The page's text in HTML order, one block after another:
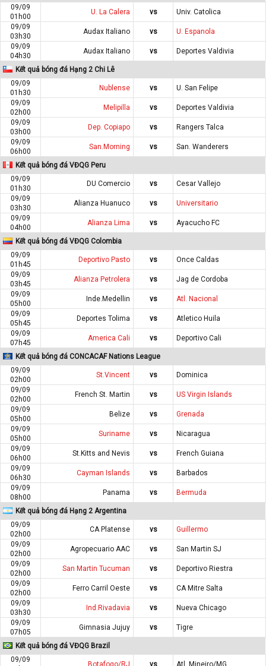
09/09
01h00
U. La Calera vs
Univ. Catolica
09/09
03h30
Audax Italiano vs
U. Espanola
09/09
04h30
Audax Italiano vs Deportes Valdivia
Kết quả bóng đá Hạng 2 Chi Lê
09/09
01h30
Nublense vs
U. San Felipe
09/09
02h00
Melipilla vs
Deportes Valdivia
09/09
03h00
Dep. Copiapo vs
Rangers Talca
09/09
06h00
San.Morning vs San. Wanderers
Kết quả bóng đá VĐQG Peru
09/09
01h30
DU Comercio vs
Cesar Vallejo
09/09
03h30
Alianza Huanuco vs
Universitario
09/09
04h00
Alianza Lima vs Ayacucho FC
Kết quả bóng đá VĐQG Colombia
09/09
01h45
Deportivo Pasto vs
Once Caldas
09/09
03h45
Alianza Petrolera vs
Jag de Cordoba
09/09
05h00
Inde.Medellin vs
Atl. Nacional
09/09
05h45
Deportes Tolima vs
Atletico Huila
09/09
07h45
America Cali vs Deportivo Cali
Kết quả bóng đá CONCACAF Nations League
09/09
02h00
St.Vincent vs
Dominica
09/09
02h00
French St. Martin vs
US Virgin Islands
09/09
05h00
Belize vs
Grenada
09/09
05h00
Suriname vs
Nicaragua
09/09
06h00
St.Kitts and Nevis vs
French Guiana
09/09
06h30
Cayman Islands vs
Barbados
09/09
08h00
Panama vs Bermuda
Kết quả bóng đá Hạng 2 Argentina
09/09
02h00
CA Platense vs
Guillermo
09/09
02h00
Agropecuario AAC vs
San Martin SJ
09/09
02h00
San Martin Tucuman vs
Deportivo Riestra
09/09
02h00
Ferro Carril Oeste vs
CA Mitre Salta
09/09
03h30
Ind.Rivadavia vs
Nueva Chicago
09/09
07h05
Gimnasia Jujuy vs Tigre
Kết quả bóng đá VĐQG Brazil
09/09
Botafogo/RJ vs Atl. Mineiro/MG